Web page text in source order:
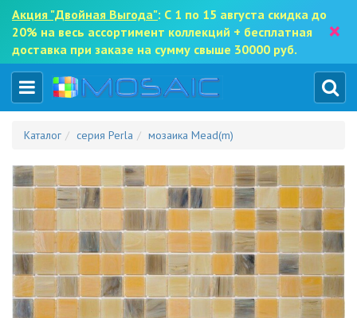
Акция "Двойная Выгода": С 1 по 15 августа скидка до
20% на весь ассортимент коллекций + бесплатная
доставка при заказе на сумму свыше 30000 руб.
×
Каталог серия Perla мозаика Mead(m)